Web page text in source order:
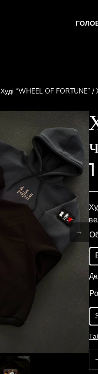
Худі “WHEEL OF FORTUNE”